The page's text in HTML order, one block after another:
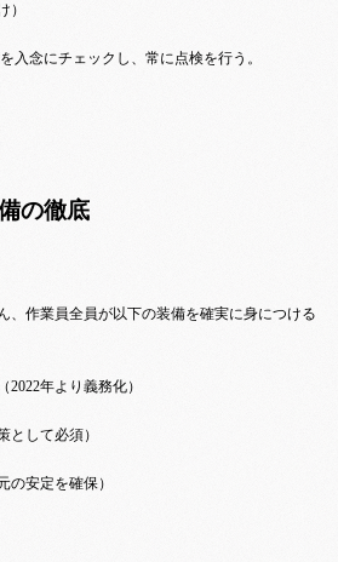
）
入念にチェックし、常に点検を行う。
の徹底
、作業員全員が以下の装備を確実に身につける
年より義務化）
として必須）
の安定を確保）